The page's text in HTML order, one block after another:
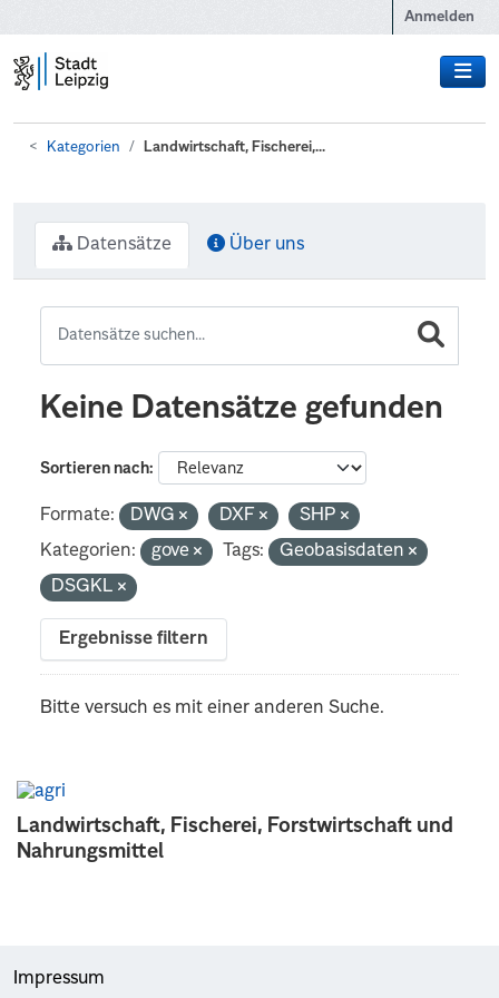
Anmelden
Kategorien Landwirtschaft, Fischerei,...
Landwirtschaft, Fischerei, Forstwirtschaft und
Nahrungsmittel
Datensätze Über uns
Keine Datensätze gefunden
Sortieren nach
Formate: DWG DXF
SHP
Kategorien:
gove Tags:
Geobasisdaten
DSGKL
Ergebnisse filtern
Bitte versuch es mit einer anderen Suche.
Impressum